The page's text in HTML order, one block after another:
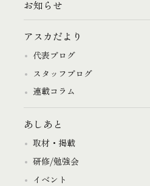
お知らせ
アスカだより
代表ブログ
スタッフブログ
連載コラム
あしあと
取材・掲載
研修/勉強会
イベント